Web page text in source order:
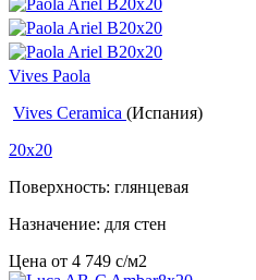
Vives Paola
Vives Ceramica (Испания)
20x20
Поверхность: глянцевая
Назначение: для стен
Цена от 4 749 c/м2